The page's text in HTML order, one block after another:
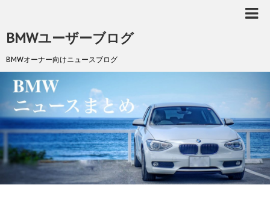
BMWユーザーブログ
BMWオーナー向けニュースブログ